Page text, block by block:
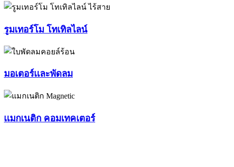
รูมเทอร์โม โทเทิลไลน์
มอเตอร์เเละพัดลม
เเมกเนติก คอมเทคเตอร์